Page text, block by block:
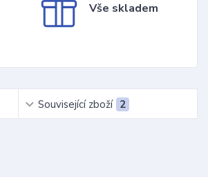
Vše skladem
Související zboží 2